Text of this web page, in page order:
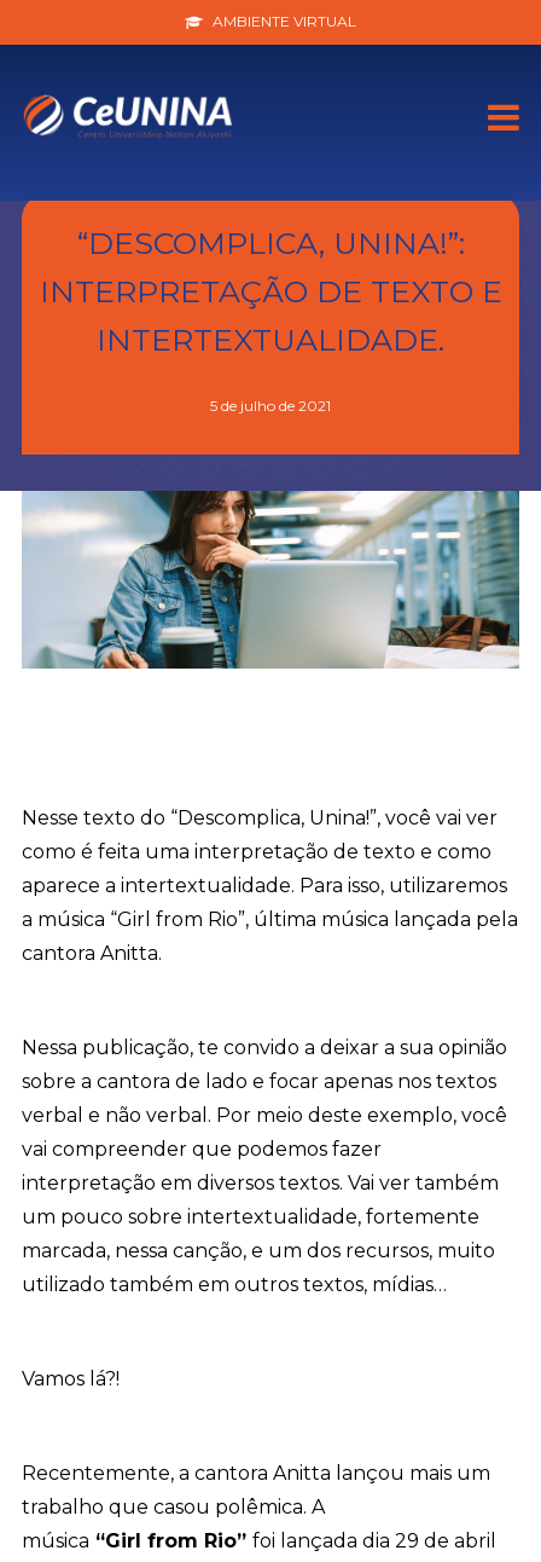
AMBIENTE VIRTUAL
“DESCOMPLICA, UNINA!”:
INTERPRETAÇÃO DE TEXTO E
INTERTEXTUALIDADE.
5 de julho de 2021
Nesse texto do “Descomplica, Unina!”, você vai ver
como é feita uma interpretação de texto e como
aparece a intertextualidade. Para isso, utilizaremos
a música “Girl from Rio”, última música lançada pela
cantora Anitta.
Nessa publicação, te convido a deixar a sua opinião
sobre a cantora de lado e focar apenas nos textos
verbal e não verbal. Por meio deste exemplo, você
vai compreender que podemos fazer
interpretação em diversos textos. Vai ver também
um pouco sobre intertextualidade, fortemente
marcada, nessa canção, e um dos recursos, muito
utilizado também em outros textos, mídias…
Vamos lá?!
Recentemente, a cantora Anitta lançou mais um
trabalho que casou polêmica. A
música “Girl from Rio” foi lançada dia 29 de abril